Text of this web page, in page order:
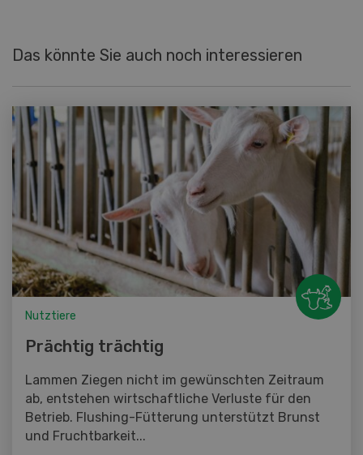
Das könnte Sie auch noch interessieren
Nutztiere
Prächtig trächtig
Lammen Ziegen nicht im gewünschten Zeitraum
ab, entstehen wirtschaftliche Verluste für den
Betrieb. Flushing-Fütterung unterstützt Brunst
und Fruchtbarkeit...